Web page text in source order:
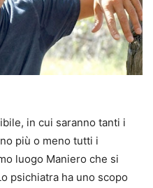
in cui saranno tanti i
più o meno tutti i
luogo Maniero che si
psichiatra ha uno scopo